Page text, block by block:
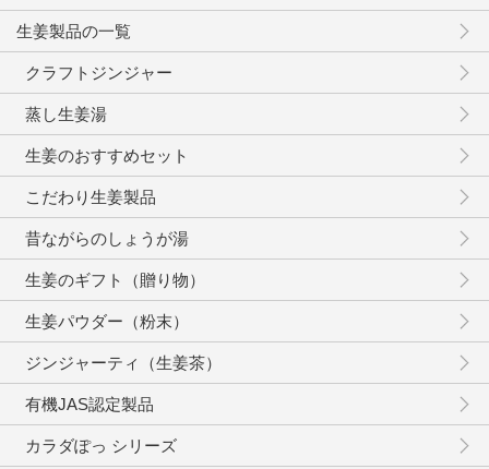
生姜製品の一覧
クラフトジンジャー
蒸し生姜湯
生姜のおすすめセット
こだわり生姜製品
昔ながらのしょうが湯
生姜のギフト（贈り物）
生姜パウダー（粉末）
ジンジャーティ（生姜茶）
有機JAS認定製品
カラダぽっ シリーズ